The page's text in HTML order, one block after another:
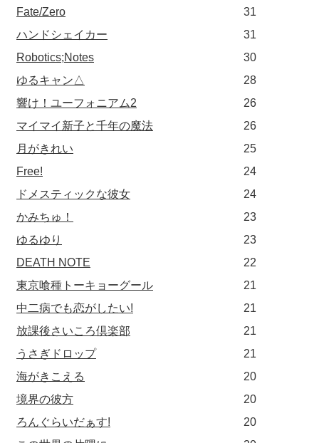
Fate/Zero
31
ハンドシェイカー
31
Robotics;Notes
30
ゆるキャン△
28
響け！ユーフォニアム2
26
マイマイ新子と千年の魔法
26
月がきれい
25
Free!
24
ドメスティックな彼女
24
かみちゅ！
23
ゆるゆり
23
DEATH NOTE
22
東京喰種トーキョーグール
21
中二病でも恋がしたい!
21
放課後さいころ倶楽部
21
うさぎドロップ
21
海がきこえる
20
境界の彼方
20
ろんぐらいだぁす!
20